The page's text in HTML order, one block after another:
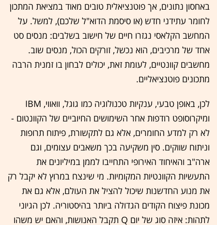
באחסון נתונים, אך פוטנציאלית טובים מאוד במציאת המתכון
לחומר עתידני חדש (או סיסמת הדוא"ל שלכם), למשל. על
המחשב הקלאסי נגזרו חיים של חישוב בשלבים: מנסים סט
אחד של מרכיבים, הוא נכשל, זורקים הכול, מנסים שוב.
מחשבים קוונטיים, לעומת זאת, יכולים לבחון בו זמנית הרבה
מתכונים פוטנציאליים.
לכן, באופן טבעי, ענקיות טכנולוגיה כמו גוגל, וואווי, IBM
ומיקרוסופט רודפות אחר השימושים החיוביים של הקוונטום -
לא רק למדע החומרים, אלא גם לתקשורת, פיתוח תרופות
וניתוח שווקים. סין משקיעה בכך משאבים עצומים, וגם
ארה"ב והאיחוד האירופי התחייבו לממן במיליונים את
התעשיות הקוונטיות המקומיות. מי שינצח במרוץ לא יקבל רק
את מנוע החדשנות שיכול להציל את העולם, אלא גם את
מכונת פיצוח הקודים הגדולה ביותר בהיסטוריה. לכן הגיוני
לתהות: איזה סוג של יום Q תקבל האנושות, והאם יש משהו